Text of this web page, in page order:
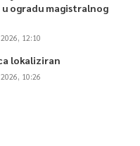
ogradu magistralnog
12:10
lokaliziran
10:26